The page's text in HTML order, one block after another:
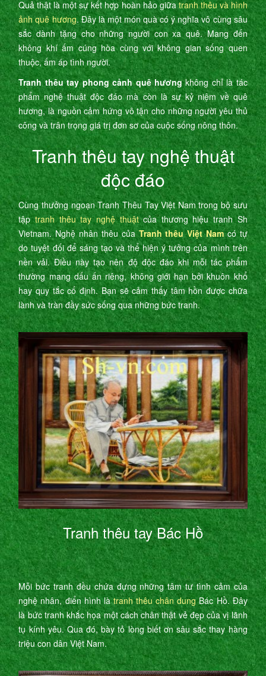
Quả thật là một sự kết hợp hoàn hảo giữatranh thêu và hình
ảnh quê hương. Đây là một món quà có ý nghĩa vô cùng sâu
sắc dành tặng cho những người con xa quê. Mang đến
không khí ấm cúng hòa cùng với không gian sống quen
thuộc, ấm áp tình người.
Tranh thêu tay phong cảnh quê hươngkhông chỉ là tác
phẩm nghệ thuật độc đáo mà còn là sự kỷ niệm về quê
hương, là nguồn cảm hứng vô tận cho những người yêu thủ
công và trân trọng giá trị đơn sơ của cuộc sống nông thôn.
Tranh thêu tay nghệ thuật
độc đáo
Cùng thưởng ngoạn Tranh Thêu Tay Việt Nam trong bộ sưu
tậptranh thêu tay nghệ thuậtcủa thương hiệu tranh Sh
Vietnam. Nghệ nhân thêu củaTranh thêu Việt Namcó tự
do tuyệt đối để sáng tạo và thể hiện ý tưởng của mình trên
nền vải. Điều này tạo nên độ độc đáo khi mỗi tác phẩm
thường mang dấu ấn riêng, không giới hạn bởi khuôn khổ
hay quy tắc cố định. Bạn sẽ cảm thấy tâm hồn được chữa
lành và tràn đầy sức sống qua những bức tranh.
Tranh thêu tay Bác Hồ
Mỗi bức tranh đều chứa đựng những tâm tư tình cảm của
nghệ nhân, điển hình làtranh thêu chân dungBác Hồ. Đây
là bức tranh khắc họa một cách chân thật vẻ đẹp của vị lãnh
tụ kính yêu. Qua đó, bày tỏ lòng biết ơn sâu sắc thay hàng
triệu con dân Việt Nam.